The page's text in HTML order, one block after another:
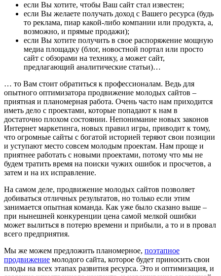
если Вы хотите, чтобы Ваш сайт стал известен;
если Вы желаете получать доход с Вашего ресурса (будь
то реклама, пиар какой-либо компании или продукта, а,
возможно, и прямые продажи);
если Вы хотите получить в свое распоряжение мощную
медиа площадку (блог, новостной портал или просто
сайт с обзорами на технику, а может сайт,
предлагающий аналитические статьи)…
… то Вам стоит обратиться к профессионалам. Ведь для
опытного оптимизатора продвижение молодых сайтов –
приятная и планомерная работа. Очень часто нам приходится
иметь дело с проектами, которые попадают к нам в
достаточно плохом состоянии. Непонимание новых законов
Интернет маркетинга, новых правил игры, приводит к тому,
что огромные сайты с богатой историей теряют свои позиции
и уступают место совсем молодым проектам. Нам проще и
приятнее работать с новыми проектами, потому что мы не
будем тратить время на поиски чужих ошибок и просчетов, а
затем и на их исправление.
На самом деле, продвижение молодых сайтов позволяет
добиваться отличных результатов, но только если этим
занимается опытная команда. Как уже было сказано выше –
при нынешней конкуренции цена самой мелкой ошибки
может вылиться в потерю времени и прибыли, а то и в провал
всего предприятия.
Мы же можем предложить планомерное, поэтапное
продвижение молодого сайта, которое будет приносить свои
плоды на всех этапах развития ресурса. Это и оптимизация, и